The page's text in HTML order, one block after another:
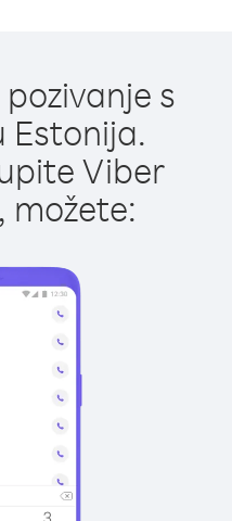
s
Estonija.
Viber
možete: